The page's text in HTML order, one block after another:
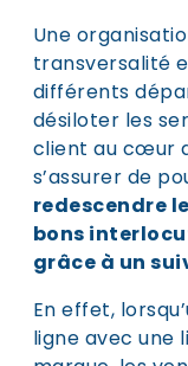
Une
transversalité
différents
désiloter les
client au cœur
s’assurer de
redescendre
bons
grâce à un
En effet,
ligne avec une